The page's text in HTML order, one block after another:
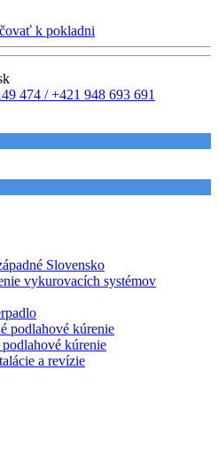
k pokladni
474 / +421 948 693 691
Slovensko
vykurovacích systémov
podlahové kúrenie
kúrenie
a revízie